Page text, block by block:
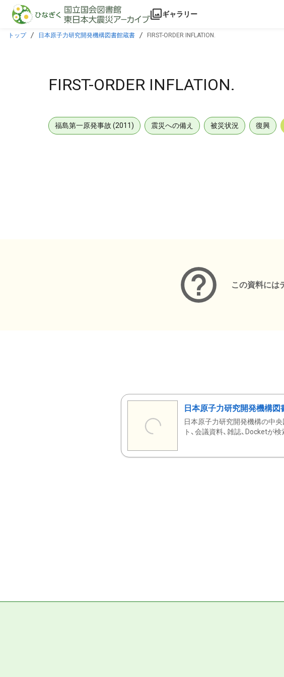
本文に飛ぶ
ギャラリー
トップ 日本原子力研究開発機構図書館蔵書 FIRST-ORDER INFLATION.
FIRST-ORDER INFLATION.
福島第一原発事故 (2011) 震災への備え 被災状況 復興
この資料には
日本原子力研究開発機構図
日本原子力研究開発機構の中
ト、会議資料、雑誌、Docketが検